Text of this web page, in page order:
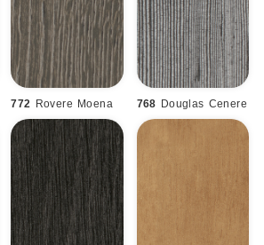
772 Rovere Moena 768 Douglas Cenere